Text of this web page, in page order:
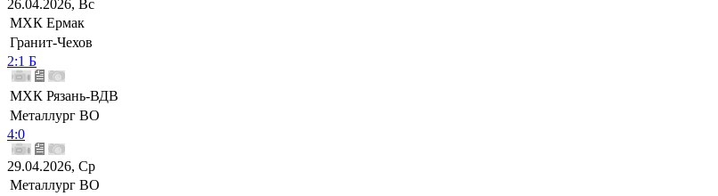
26.04.2026, Вс
МХК Ермак
Гранит-Чехов
2:1 Б
МХК Рязань-ВДВ
Металлург ВО
4:0
29.04.2026, Ср
Металлург ВО